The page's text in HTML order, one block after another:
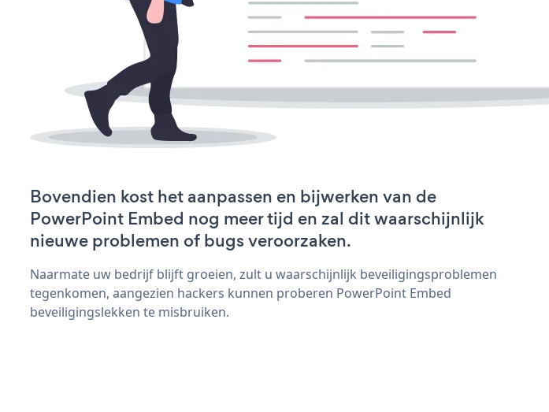
Bovendien kost het aanpassen en bijwerken van de
PowerPoint Embed nog meer tijd en zal dit waarschijnlijk
nieuwe problemen of bugs veroorzaken.
Naarmate uw bedrijf blijft groeien, zult u waarschijnlijk beveiligingsproblemen
tegenkomen, aangezien hackers kunnen proberen PowerPoint Embed
beveiligingslekken te misbruiken.